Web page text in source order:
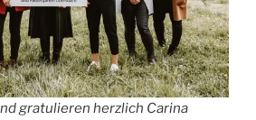
gratulieren herzlich Carina